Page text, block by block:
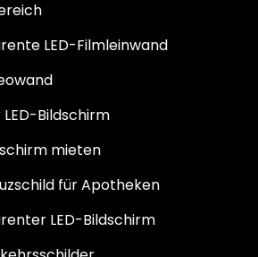
LED-Filmleinwand
Bildschirm
mieten
für Apotheken
LED-Bildschirm